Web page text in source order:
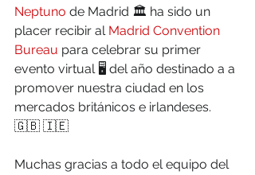
Neptuno de Madrid 🏛 ha sido un
placer recibir al Madrid Convention
Bureau para celebrar su primer
evento virtual 🖥 del año destinado a a
promover nuestra ciudad en los
mercados británicos e irlandeses.
🇬🇧 🇮🇪
Muchas gracias a todo el equipo del